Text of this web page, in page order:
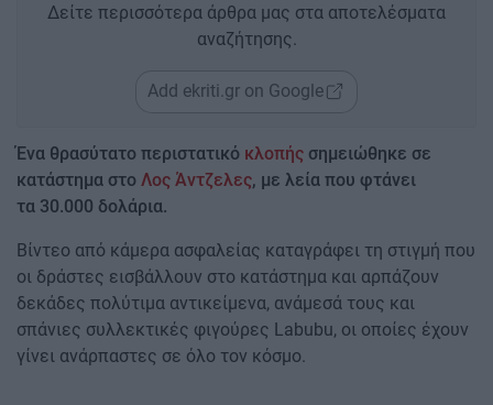
Δείτε περισσότερα άρθρα μας στα αποτελέσματα
αναζήτησης.
Add ekriti.gr on Google
Ένα θρασύτατο περιστατικό κλοπής σημειώθηκε σε
κατάστημα στο Λος Άντζελες, με λεία που φτάνει
τα 30.000 δολάρια.
Βίντεο από κάμερα ασφαλείας καταγράφει τη στιγμή που
οι δράστες εισβάλλουν στο κατάστημα και αρπάζουν
δεκάδες πολύτιμα αντικείμενα, ανάμεσά τους και
σπάνιες συλλεκτικές φιγούρες Labubu, οι οποίες έχουν
γίνει ανάρπαστες σε όλο τον κόσμο.